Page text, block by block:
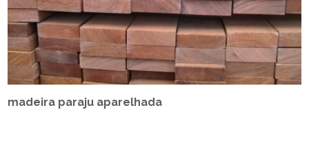
madeira paraju aparelhada